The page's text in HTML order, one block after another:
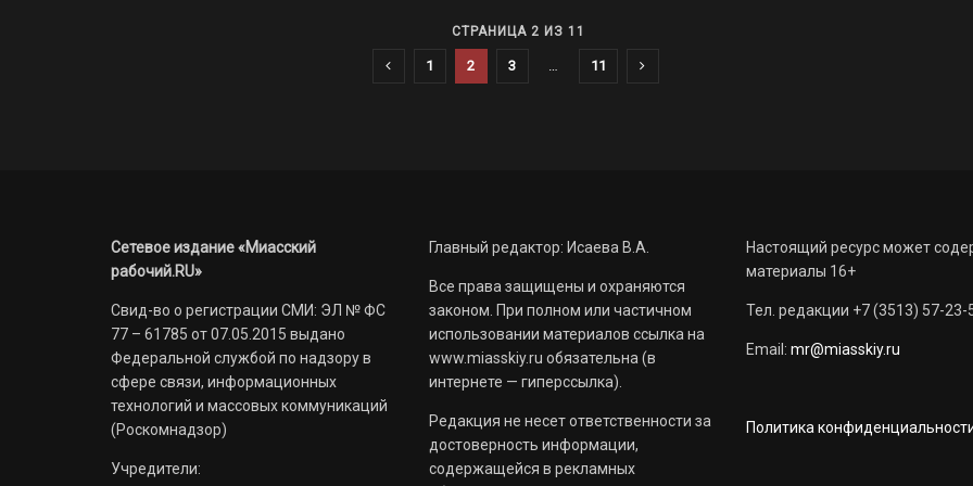
СТРАНИЦА 2 ИЗ 11
1 2 3 … 11
Сетевое издание «Миасский
рабочий.RU»
Свид-во о регистрации СМИ: ЭЛ № ФС
77 – 61785 от 07.05.2015 выдано
Федеральной службой по надзору в
сфере связи, информационных
технологий и массовых коммуникаций
(Роскомнадзор)
Учредители:
Главный редактор: Исаева В.А.
Все права защищены и охраняются
законом. При полном или частичном
использовании материалов ссылка на
www.miasskiy.ru обязательна (в
интернете — гиперссылка).
Редакция не несет ответственности за
достоверность информации,
содержащейся в рекламных
Настоящий ресурс может
материалы 16+
Тел. редакции +7 (3513) 57-23-
Email: mr@miasskiy.ru
Политика